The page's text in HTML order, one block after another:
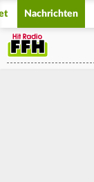
Nachrichten